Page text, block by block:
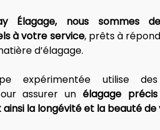
Élagage, nous sommes
à votre service, prêts à
d’élagage.
expérimentée utilise des
assurer un élagage
la longévité et la beauté de